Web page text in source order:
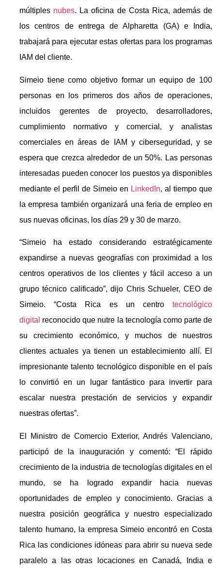
múltiples nubes. La oficina de Costa Rica, además de
los centros de entrega de Alpharetta (GA) e India,
trabajará para ejecutar estas ofertas para los programas
IAM del cliente.
Simeio tiene como objetivo formar un equipo de 100
personas en los primeros dos años de operaciones,
incluidos gerentes de proyecto, desarrolladores,
cumplimiento normativo y comercial, y analistas
comerciales en áreas de IAM y ciberseguridad, y se
espera que crezca alrededor de un 50%. Las personas
interesadas pueden conocer los puestos ya disponibles
mediante el perfil de Simeio en LinkedIn, al tiempo que
la empresa también organizará una feria de empleo en
sus nuevas oficinas, los días 29 y 30 de marzo.
“Simeio ha estado considerando estratégicamente
expandirse a nuevas geografías con proximidad a los
centros operativos de los clientes y fácil acceso a un
grupo técnico calificado”, dijo Chris Schueler, CEO de
Simeio. “Costa Rica es un centro tecnológico
digital reconocido que nutre la tecnología como parte de
su crecimiento económico, y muchos de nuestros
clientes actuales ya tienen un establecimiento allí. El
impresionante talento tecnológico disponible en el país
lo convirtió en un lugar fantástico para invertir para
escalar nuestra prestación de servicios y expandir
nuestras ofertas”.
El Ministro de Comercio Exterior, Andrés Valenciano,
participó de la inauguración y comentó: “El rápido
crecimiento de la industria de tecnologías digitales en el
mundo, se ha logrado expandir hacia nuevas
oportunidades de empleo y conocimiento. Gracias a
nuestra posición geográfica y nuestro especializado
talento humano, la empresa Simeio encontró en Costa
Rica las condiciones idóneas para abrir su nueva sede
paralelo a las otras locaciones en Canadá, India e